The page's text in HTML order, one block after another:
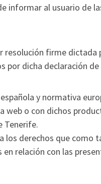
informar al usuario de
resolución firme
por dicha declaración
y normativa
web o con dichos
Tenerife.
derechos que como
relación con las